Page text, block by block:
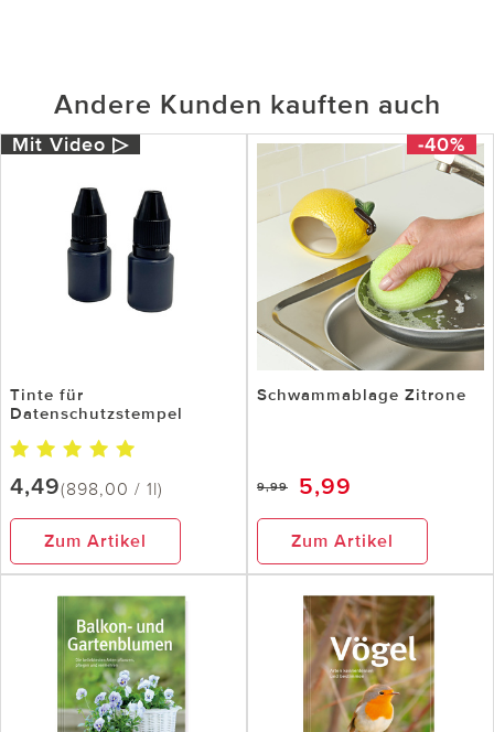
Andere Kunden kauften auch
Mit Video ▷
Tinte für
Datenschutzstempel
4,49(898,00 / 1l)
Zum Artikel
-40%
Schwammablage Zitrone
9,99 5,99
Zum Artikel